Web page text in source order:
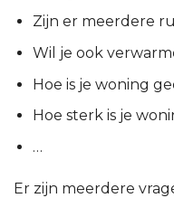
Zijn er meerdere
Wil je ook
Hoe is je woning
Hoe sterk is je
…
Er zijn meerdere